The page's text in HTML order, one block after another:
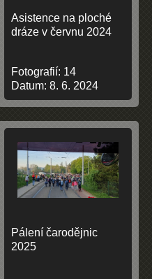
Asistence na ploché
dráze v červnu 2024
Fotografií: 14
Datum: 8. 6. 2024
Pálení čarodějnic
2025